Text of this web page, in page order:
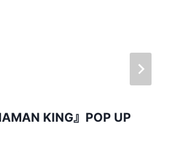
KING』POP UP